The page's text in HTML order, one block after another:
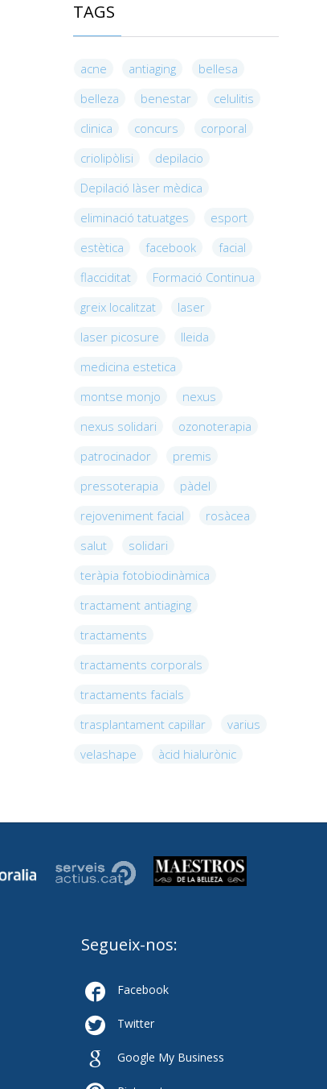
TAGS
acne antiaging
bellesa
belleza
benestar
celulitis
clinica
concurs
corporal
criolipòlisi
depilacio
Depilació làser mèdica
eliminació tatuatges
esport
estètica
facebook
facial
flacciditat
Formació Continua
greix localitzat
laser
laser picosure
lleida
medicina estetica
montse monjo
nexus
nexus solidari
ozonoterapia
patrocinador
premis
pressoterapia
pàdel
rejoveniment facial
rosàcea
salut
solidari
teràpia fotobiodinàmica
tractament antiaging
tractaments
tractaments corporals
tractaments facials
trasplantament capil·lar
varius
velashape
àcid hialurònic
Segueix-nos:
 Facebook
 Twitter
 Google My Business